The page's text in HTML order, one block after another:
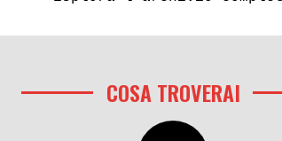
COSA TROVERAI